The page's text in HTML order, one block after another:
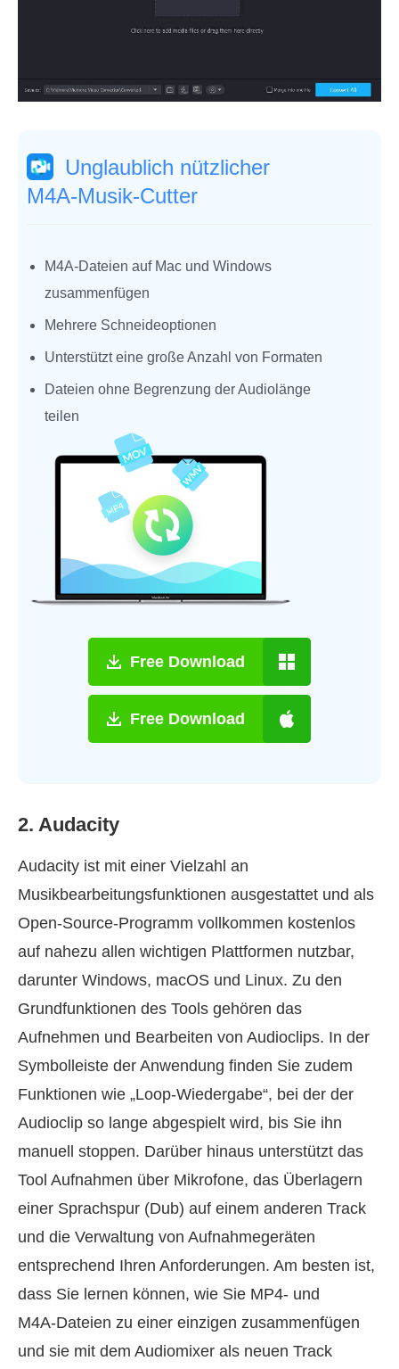
Unglaublich nützlicher
M4A‑Musik‑Cutter
M4A‑Dateien auf Mac und Windows
zusammenfügen
Mehrere Schneideoptionen
Unterstützt eine große Anzahl von Formaten
Dateien ohne Begrenzung der Audiolänge
teilen
Free Download
Free Download
2. Audacity
Audacity ist mit einer Vielzahl an
Musikbearbeitungsfunktionen ausgestattet und als
Open‑Source‑Programm vollkommen kostenlos
auf nahezu allen wichtigen Plattformen nutzbar,
darunter Windows, macOS und Linux. Zu den
Grundfunktionen des Tools gehören das
Aufnehmen und Bearbeiten von Audioclips. In der
Symbolleiste der Anwendung finden Sie zudem
Funktionen wie „Loop‑Wiedergabe“, bei der der
Audioclip so lange abgespielt wird, bis Sie ihn
manuell stoppen. Darüber hinaus unterstützt das
Tool Aufnahmen über Mikrofone, das Überlagern
einer Sprachspur (Dub) auf einem anderen Track
und die Verwaltung von Aufnahmegeräten
entsprechend Ihren Anforderungen. Am besten ist,
dass Sie lernen können, wie Sie MP4‑ und
M4A‑Dateien zu einer einzigen zusammenfügen
und sie mit dem Audiomixer als neuen Track